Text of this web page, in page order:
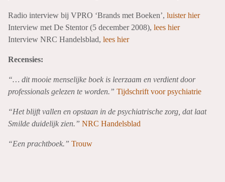
Radio interview bij VPRO ‘Brands met Boeken’, luister hier
Interview met De Stentor (5 december 2008), lees hier
Interview NRC Handelsblad, lees hier
Recensies:
“… dit mooie menselijke boek is leerzaam en verdient door
professionals gelezen te worden.” Tijdschrift voor psychiatrie
“Het blijft vallen en opstaan in de psychiatrische zorg, dat laat
Smilde duidelijk zien.” NRC Handelsblad
“Een prachtboek.” Trouw